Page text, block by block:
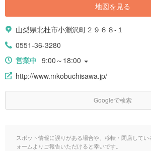
地図を見る
山梨県北杜市小淵沢町２９６８-１
0551-36-3280
営業中 9:00～18:00
http://www.mkobuchisawa.jp/
Googleで検索
スポット情報に誤りがある場合や、移転・閉店して
ォームよりご報告いただけると幸いです。